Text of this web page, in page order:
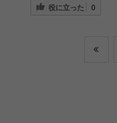
役に立った 0